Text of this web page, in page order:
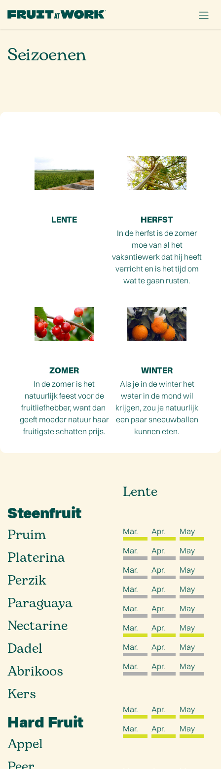
Seizoenen
LENTE HERFST
In de herfst is de zomer
moe van al het
vakantiewerk dat hij heeft
verricht en is het tijd om
wat te gaan rusten.
ZOMER
In de zomer is het
natuurlijk feest voor de
fruitliefhebber, want dan
geeft moeder natuur haar
fruitigste schatten prijs.
WINTER
Als je in de winter het
water in de mond wil
krijgen, zou je natuurlijk
een paar sneeuwballen
kunnen eten.
Steenfruit
Pruim
Platerina
Perzik
Paraguaya
Nectarine
Dadel
Abrikoos
Kers
Hard Fruit
Appel
Lente
Mar. Apr.
May
Mar.
Apr.
May
Mar.
Apr.
May
Mar.
Apr.
May
Mar.
Apr.
May
Mar.
Apr.
May
Mar.
Apr.
May
Mar.
Apr. May
Mar. Apr.
May
Mar.
Apr. May